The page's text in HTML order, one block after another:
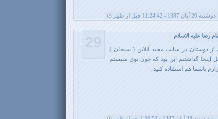
دوشنبه 20 آبان 1387 - 11:24:42 قبل از ظهر
رضا علیه الاسلام
دوستان در سایت مجید آنلاین ( سبحان )
اینجا گذاشتنم این بود که چون توی سیستم
تاشما هم استفاده کنید .